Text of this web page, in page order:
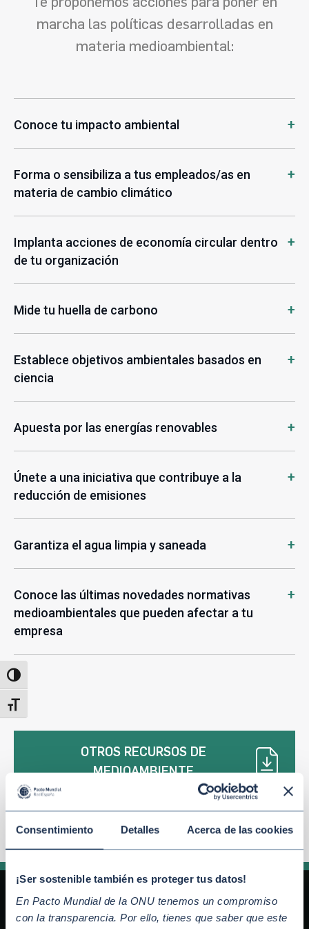
Consentimiento Detalles Acerca de las cookies
¡Ser sostenible también es proteger tus datos!
En Pacto Mundial de la ONU tenemos un compromiso
con la transparencia. Por ello, tienes que saber que este
Alternar alto contraste
Alternar tamaño de letra
marcha las políticas desarrolladas en
materia medioambiental:
Conoce tu impacto ambiental
Forma o sensibiliza a tus empleados/as en
materia de cambio climático
Implanta acciones de economía circular dentro
de tu organización
Mide tu huella de carbono
Establece objetivos ambientales basados en
ciencia
Apuesta por las energías renovables
Únete a una iniciativa que contribuye a la
reducción de emisiones
Garantiza el agua limpia y saneada
Conoce las últimas novedades normativas
medioambientales que pueden afectar a tu
empresa
OTROS RECURSOS DE
MEDIOAMBIENTE